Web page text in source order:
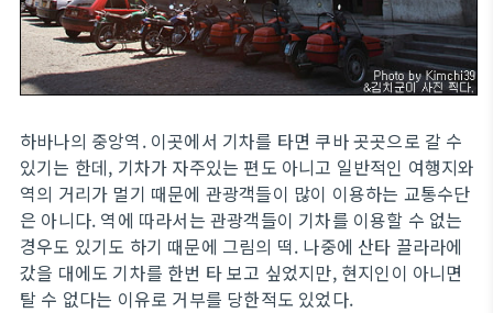
하바나의 중앙역. 이곳에서 기차를 타면 쿠바 곳곳으로 갈 수
있기는 한데, 기차가 자주있는 편도 아니고 일반적인 여행지와
역의 거리가 멀기 때문에 관광객들이 많이 이용하는 교통수단
은 아니다. 역에 따라서는 관광객들이 기차를 이용할 수 없는
경우도 있기도 하기 때문에 그림의 떡. 나중에 산타 끌라라에
갔을 대에도 기차를 한번 타 보고 싶었지만, 현지인이 아니면
탈 수 없다는 이유로 거부를 당한적도 있었다.